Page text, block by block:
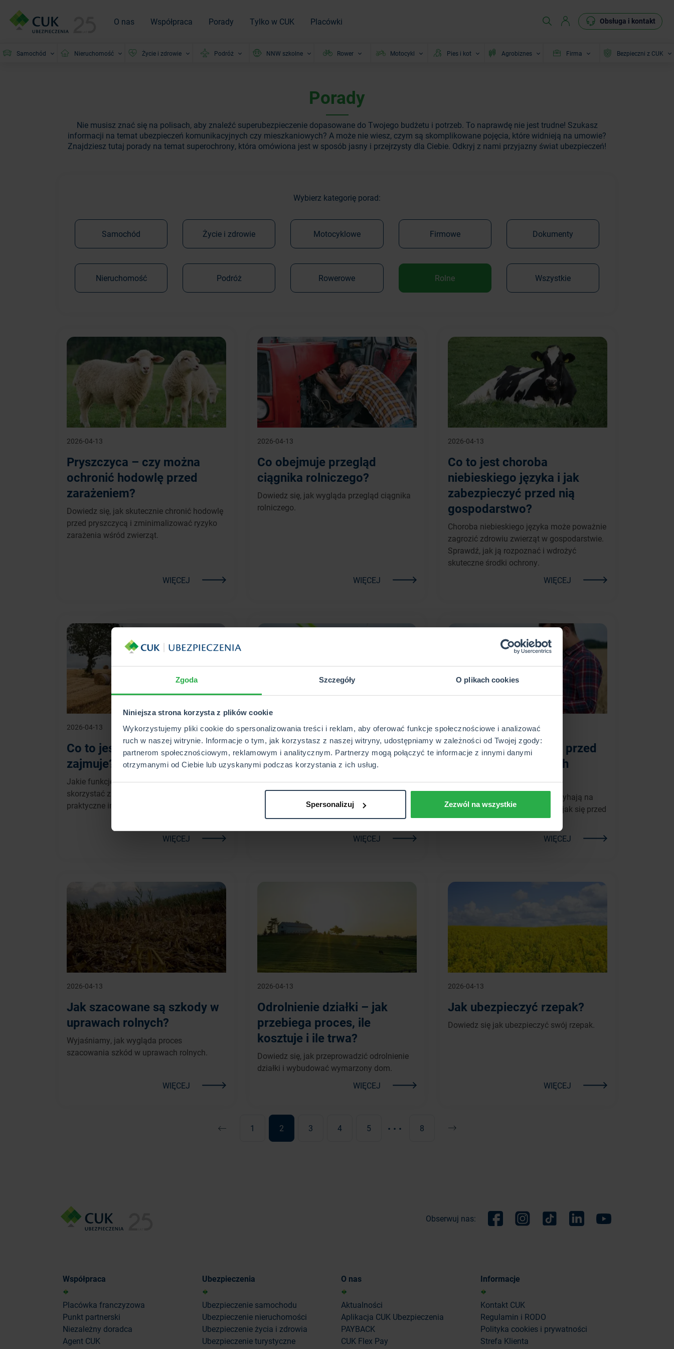
Zgoda Szczegóły O plikach cookies
Niniejsza strona korzysta z plików cookie
Wykorzystujemy pliki cookie do spersonalizowania treści i reklam, aby oferować funkcje społecznościowe i analizować
ruch w naszej witrynie. Informacje o tym, jak korzystasz z naszej witryny, udostępniamy w zależności od Twojej zgody:
partnerom społecznościowym, reklamowym i analitycznym. Partnerzy mogą połączyć te informacje z innymi danymi
otrzymanymi od Ciebie lub uzyskanymi podczas korzystania z ich usług.
Spersonalizuj Zezwól na wszystkie
O nas Współpraca Porady Tylko w CUK Placówki Obsługa i kontakt
Samochód Nieruchomość Życie i zdrowie Podróż NNW szkolne Rower Motocykl Pies i kot Agrobiznes Firma Bezpieczni z CUK
Porady
Nie musisz znać się na polisach, aby znaleźć superubezpieczenie dopasowane do Twojego budżetu i potrzeb. To naprawdę nie jest trudne! Szukasz
informacji na temat ubezpieczeń komunikacyjnych czy mieszkaniowych? A może nie wiesz, czym są skomplikowane pojęcia, które widnieją na umowie?
Znajdziesz tutaj porady na temat superochrony, która omówiona jest w sposób jasny i przejrzysty dla Ciebie. Odkryj z nami przyjazny świat ubezpieczeń!
Wybierz kategorię porad:
Samochód Życie i zdrowie Motocyklowe Firmowe Dokumenty
Nieruchomość Podróż Rowerowe Rolne Wszystkie
2026-04-13
Pryszczyca – czy można
ochronić hodowlę przed
zarażeniem?
Dowiedz się, jak skutecznie chronić hodowlę
przed pryszczycą i zminimalizować ryzyko
zarażenia wśród zwierząt.
WIĘCEJ
2026-04-13
Co obejmuje przegląd
ciągnika rolniczego?
Dowiedz się, jak wygląda przegląd ciągnika
rolniczego.
WIĘCEJ
2026-04-13
Co to jest choroba
niebieskiego języka i jak
zabezpieczyć przed nią
gospodarstwo?
Choroba niebieskiego języka może poważnie
zagrozić zdrowiu zwierząt w gospodarstwie.
Sprawdź, jak ją rozpoznać i wdrożyć
skuteczne środki ochrony.
WIĘCEJ
2026-04-13
Co to jest ARiMR i czym się
zajmuje?
Jakie funkcje pełni ARiMR i jak możesz
skorzystać z jej wsparcia? Zdobądź
praktyczne informacje na temat tej instytucji!
WIĘCEJ
2026-04-13
Jakie są dopłaty dla
rolników?
Wyjaśniamy, jakie rodzaje dopłat przysługują
rolnikom w Polsce.
WIĘCEJ
2026-04-13
Jak zabezpieczyć się przed
szkodami w uprawach
rolnych?
Wyjaśniamy, jakie zagrożenia czyhają na
Twoje uprawy i podpowiadamy, jak się przed
nimi zabezpieczyć.
WIĘCEJ
2026-04-13
Jak szacowane są szkody w
uprawach rolnych?
Wyjaśniamy, jak wygląda proces
szacowania szkód w uprawach rolnych.
WIĘCEJ
2026-04-13
Odrolnienie działki – jak
przebiega proces, ile
kosztuje i ile trwa?
Dowiedz się, jak przeprowadzić odrolnienie
działki i wybudować wymarzony dom.
WIĘCEJ
2026-04-13
Jak ubezpieczyć rzepak?
Dowiedz się jak ubezpieczyć swój rzepak.
WIĘCEJ
1 2 3 4 5 ... 8
Obserwuj nas:
Współpraca
Placówka franczyzowa
Punkt partnerski
Niezależny doradca
Agent CUK
Ubezpieczenia
Ubezpieczenie samochodu
Ubezpieczenie nieruchomości
Ubezpieczenie życia i zdrowia
Ubezpieczenie turystyczne
O nas
Aktualności
Aplikacja CUK Ubezpieczenia
PAYBACK
CUK Flex Pay
Informacje
Kontakt CUK
Regulamin i RODO
Polityka cookies i prywatności
Strefa Klienta